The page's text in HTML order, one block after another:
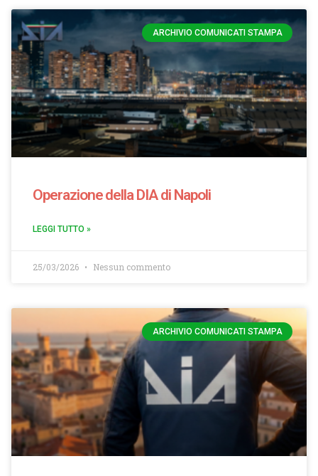
ARCHIVIO COMUNICATI STAMPA
Operazione della DIA di Napoli
LEGGI TUTTO »
25/03/2026 Nessun commento
ARCHIVIO COMUNICATI STAMPA